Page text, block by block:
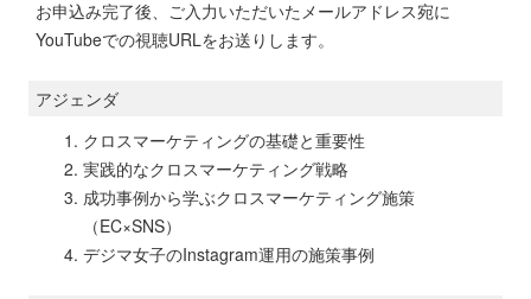
お申込み完了後、ご入力いただいたメールアドレス宛に
YouTubeでの視聴URLをお送りします。
アジェンダ
クロスマーケティングの基礎と重要性
実践的なクロスマーケティング戦略
成功事例から学ぶクロスマーケティング施策
（EC×SNS）
デジマ女子のInstagram運用の施策事例